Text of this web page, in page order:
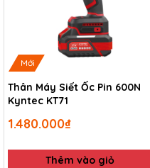
Mới
Thân Máy Siết Ốc Pin 600N
Kyntec KT71
1.480.000₫
Thêm vào giỏ